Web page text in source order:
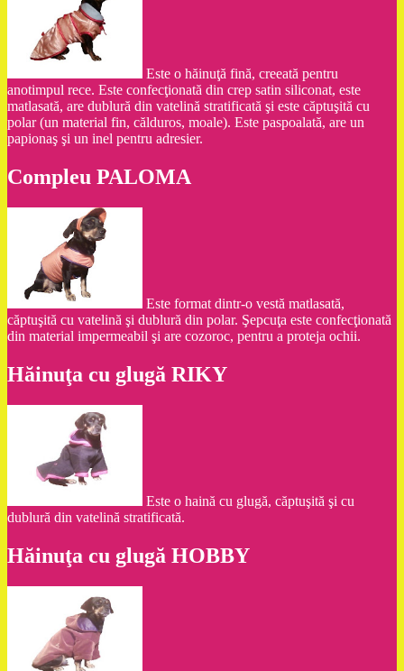
Este o hăinuţă fină, creeată pentru
anotimpul rece. Este confecţionată din crep satin siliconat, este
matlasată, are dublură din vatelină stratificată şi este căptuşită cu
polar (un material fin, călduros, moale). Este paspoalată, are un
papionaş şi un inel pentru adresier.
Compleu PALOMA
Este format dintr-o vestă matlasată,
căptuşită cu vatelină şi dublură din polar. Şepcuţa este confecţionată
din material impermeabil şi are cozoroc, pentru a proteja ochii.
Hăinuţa cu glugă RIKY
Este o haină cu glugă, căptuşită şi cu
dublură din vatelină stratificată.
Hăinuţa cu glugă HOBBY